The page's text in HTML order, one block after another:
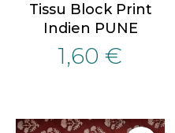
Tissu Block Print
Indien PUNE
1,60 €